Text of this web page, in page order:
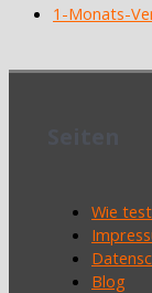
1-Monats-
Wie
Blog